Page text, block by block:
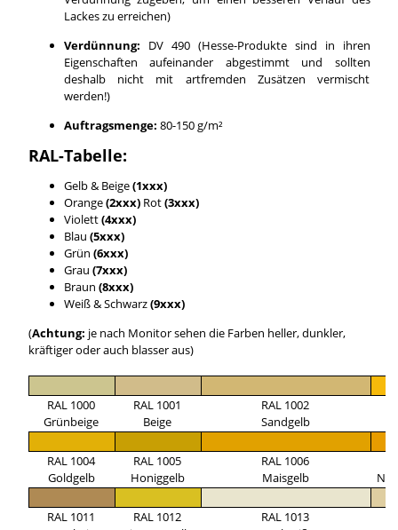
Lackes zu erreichen)
Verdünnung: DV 490 (Hesse-Produkte sind in ihren
Eigenschaften aufeinander abgestimmt und sollten
deshalb nicht mit artfremden Zusätzen vermischt
werden!)
Auftragsmenge: 80-150 g/m²
RAL-Tabelle:
Gelb & Beige(1xxx)
Orange(2xxx)Rot(3xxx)
Violett(4xxx)
Blau (5xxx)
Grün (6xxx)
Grau (7xxx)
Braun (8xxx)
Weiß & Schwarz(9xxx)
(Achtung: je nach Monitor sehen die Farben heller, dunkler,
kräftiger oder auch blasser aus)
RAL 1000
Grünbeige
RAL 1001
Beige
RAL 1002
Sandgelb
RAL 1004
Goldgelb
RAL 1005
Honiggelb
RAL 1006
Maisgelb
RAL 1011
RAL 1012
RAL 1013